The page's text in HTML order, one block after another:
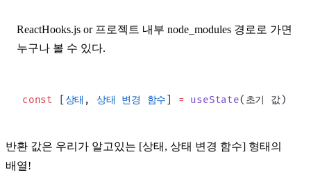
ReactHooks.js or 프로젝트 내부 node_modules 경로로 가면
누구나 볼 수 있다.
const 상태 , 상태 변경 함수 = useState(초기 값)
반환 값은 우리가 알고있는 [상태, 상태 변경 함수] 형태의
배열!